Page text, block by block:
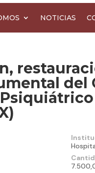
NOTICIAS
del